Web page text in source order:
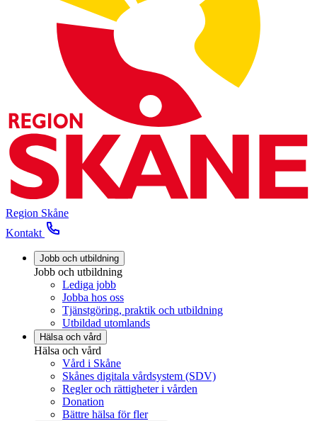
Region Skåne
Kontakt
Jobb och utbildning
Jobb och utbildning
Lediga jobb
Jobba hos oss
Tjänstgöring, praktik och utbildning
Utbildad utomlands
Hälsa och vård
Hälsa och vård
Vård i Skåne
Skånes digitala vårdsystem (SDV)
Regler och rättigheter i vården
Donation
Bättre hälsa för fler